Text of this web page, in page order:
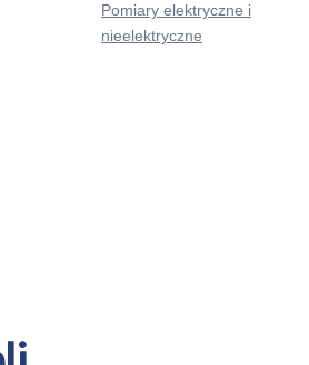
Pomiary elektryczne i
nieelektryczne